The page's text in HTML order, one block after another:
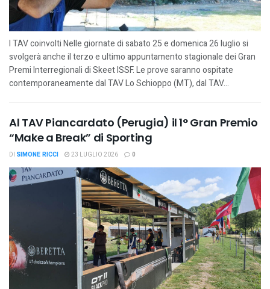
I TAV coinvolti Nelle giornate di sabato 25 e domenica 26 luglio si
svolgerà anche il terzo e ultimo appuntamento stagionale dei Gran
Premi Interregionali di Skeet ISSF. Le prove saranno ospitate
contemporaneamente dal TAV Lo Schioppo (MT), dal TAV...
Al TAV Piancardato (Perugia) il 1° Gran Premio
“Make a Break” di Sporting
DI SIMONE RICCI 23 LUGLIO 2026 0